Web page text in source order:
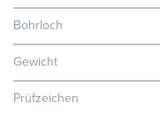
Bohrloch
Gewicht
Prüfzeichen